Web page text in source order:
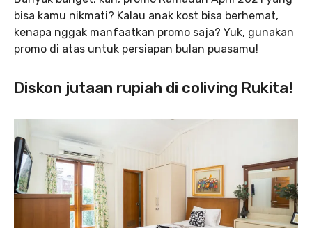
bisa kamu nikmati? Kalau anak kost bisa berhemat,
kenapa nggak manfaatkan promo saja? Yuk, gunakan
promo di atas untuk persiapan bulan puasamu!
Diskon jutaan rupiah di coliving Rukita!